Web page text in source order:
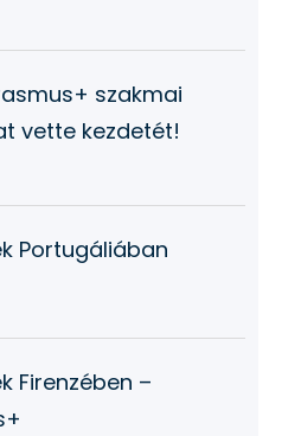
szakmai
vette kezdetét!
Portugáliában
Firenzében –